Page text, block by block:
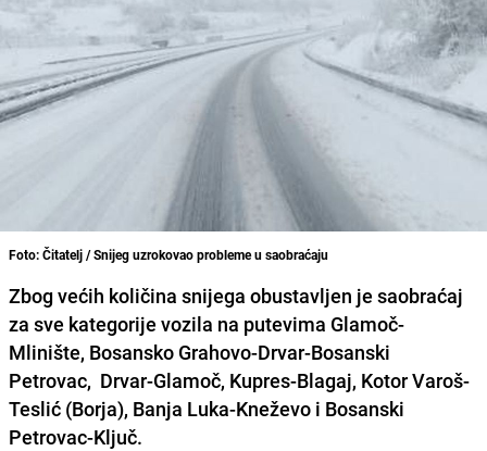
Foto: Čitatelj / Snijeg uzrokovao probleme u saobraćaju
Zbog većih količina snijega obustavljen je saobraćaj
za sve kategorije vozila na putevima Glamoč-
Mlinište, Bosansko Grahovo-Drvar-Bosanski
Petrovac, Drvar-Glamoč, Kupres-Blagaj, Kotor Varoš-
Teslić (Borja), Banja Luka-Kneževo i Bosanski
Petrovac-Ključ.